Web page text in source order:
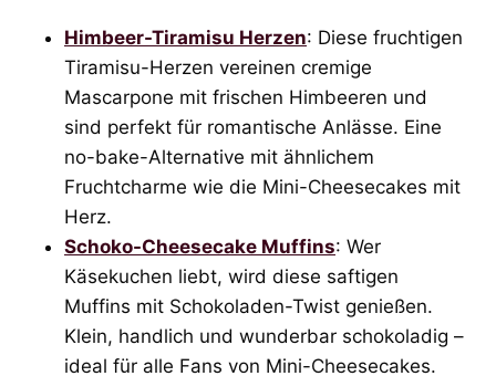
Himbeer-Tiramisu Herzen: Diese fruchtigen
Tiramisu-Herzen vereinen cremige
Mascarpone mit frischen Himbeeren und
sind perfekt für romantische Anlässe. Eine
no-bake-Alternative mit ähnlichem
Fruchtcharme wie die Mini-Cheesecakes mit
Herz.
Schoko-Cheesecake Muffins: Wer
Käsekuchen liebt, wird diese saftigen
Muffins mit Schokoladen-Twist genießen.
Klein, handlich und wunderbar schokoladig –
ideal für alle Fans von Mini-Cheesecakes.